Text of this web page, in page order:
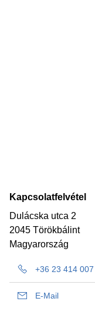
Kapcsolatfelvétel
Dulácska utca 2
2045 Törökbálint
Magyarország
+36 23 414 007
E-Mail